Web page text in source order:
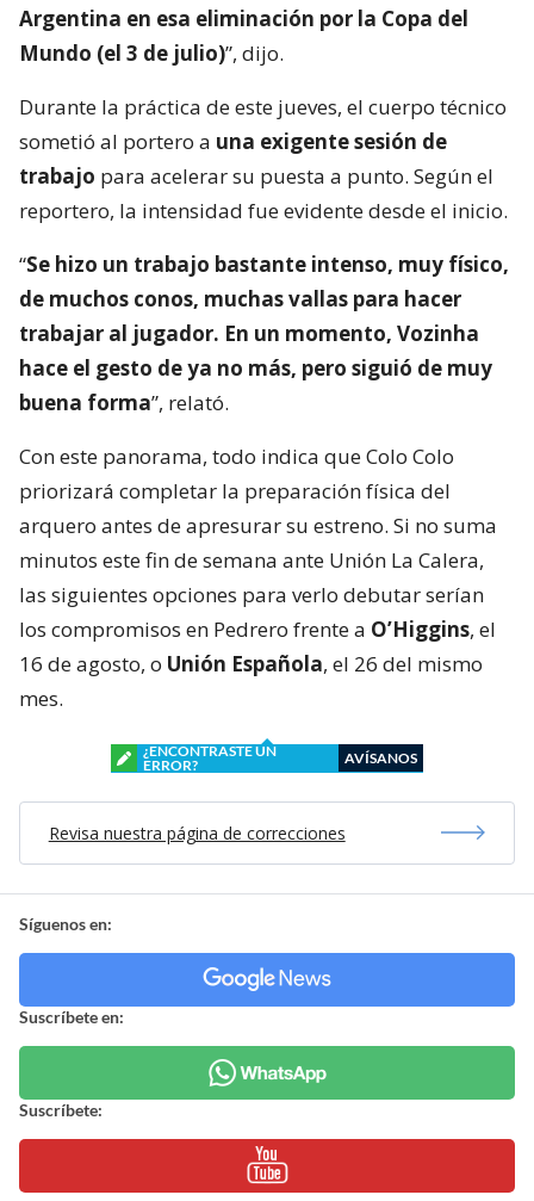
Argentina en esa eliminación por la Copa del
Mundo (el 3 de julio)”, dijo.
Durante la práctica de este jueves, el cuerpo técnico
sometió al portero a una exigente sesión de
trabajo para acelerar su puesta a punto. Según el
reportero, la intensidad fue evidente desde el inicio.
“Se hizo un trabajo bastante intenso, muy físico,
de muchos conos, muchas vallas para hacer
trabajar al jugador. En un momento, Vozinha
hace el gesto de ya no más, pero siguió de muy
buena forma”, relató.
Con este panorama, todo indica que Colo Colo
priorizará completar la preparación física del
arquero antes de apresurar su estreno. Si no suma
minutos este fin de semana ante Unión La Calera,
las siguientes opciones para verlo debutar serían
los compromisos en Pedrero frente a O’Higgins, el
16 de agosto, o Unión Española, el 26 del mismo
mes.
¿ENCONTRASTE UN
ERROR?
AVÍSANOS
Revisa nuestra página de correcciones
Síguenos en:
Suscríbete en:
Suscríbete: